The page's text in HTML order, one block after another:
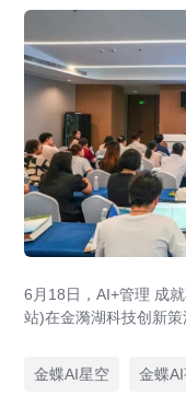
6月18日，AI+管理 成
站)在金漪湖科技创新
有限公司、金华市数
业家、企业管理者及
金蝶AI星空 金蝶